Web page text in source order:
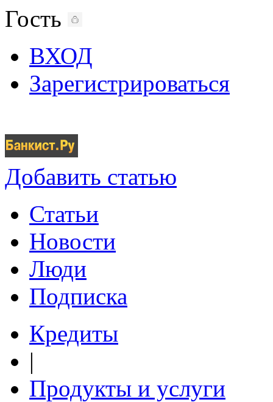
Гость
ВХОД
Зарегистрироваться
Добавить статью
Статьи
Новости
Люди
Подписка
Кредиты
|
Продукты и услуги